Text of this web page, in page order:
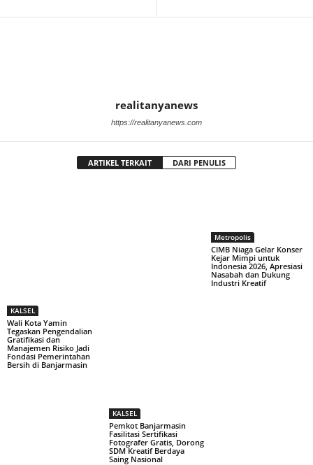
realitanyanews
https://realitanyanews.com
ARTIKEL TERKAIT DARI PENULIS
KALSEL
Wali Kota Yamin
Tegaskan Pengendalian
Gratifikasi dan
Manajemen Risiko Jadi
Fondasi Pemerintahan
Bersih di Banjarmasin
KALSEL
Pemkot Banjarmasin
Fasilitasi Sertifikasi
Fotografer Gratis, Dorong
SDM Kreatif Berdaya
Saing Nasional
Metropolis
CIMB Niaga Gelar Konser
Kejar Mimpi untuk
Indonesia 2026, Apresiasi
Nasabah dan Dukung
Industri Kreatif